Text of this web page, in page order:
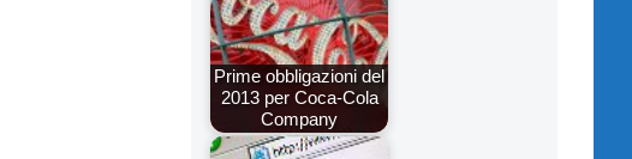
Prime obbligazioni del
2013 per Coca-Cola
Company